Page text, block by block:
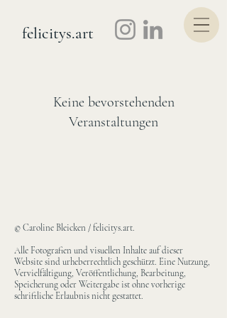
felicitys.art
Keine bevorstehenden
Veranstaltungen
© Caroline Bleicken / felicitys.art.
Alle Fotografien und visuellen Inhalte auf dieser
Website sind urheberrechtlich geschützt. Eine Nutzung,
Vervielfältigung, Veröffentlichung, Bearbeitung,
Speicherung oder Weitergabe ist ohne vorherige
schriftliche Erlaubnis nicht gestattet.